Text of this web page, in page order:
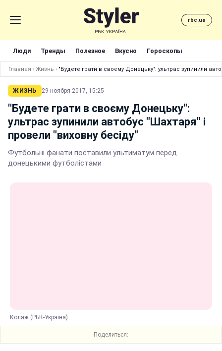
rbc.ua
Люди Тренды Полезное Вкусно Гороскопы
Главная › Жизнь › "Будете грати в своєму Донецьку": ультрас зупинили
ЖИЗНЬ 29 ноября 2017, 15:25
"Будете грати в своєму Донецьку":
ультрас зупинили автобус "Шахтаря" і
провели "виховну бесіду"
Футбольні фанати поставили ультиматум перед
донецькими футболістами
Колаж (РБК-Україна)
Поделиться: